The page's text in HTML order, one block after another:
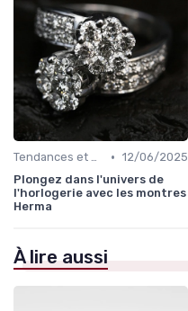
Tendances et Conseils de Style • 12/06/2025
Plongez dans l'univers de
l'horlogerie avec les montres
Herma
À lire aussi